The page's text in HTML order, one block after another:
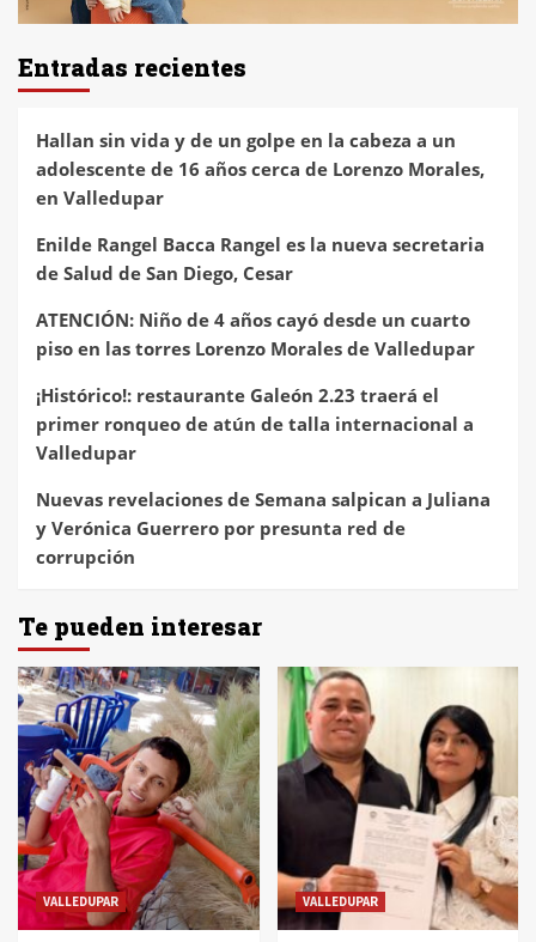
Entradas recientes
Hallan sin vida y de un golpe en la cabeza a un
adolescente de 16 años cerca de Lorenzo Morales,
en Valledupar
Enilde Rangel Bacca Rangel es la nueva secretaria
de Salud de San Diego, Cesar
ATENCIÓN: Niño de 4 años cayó desde un cuarto
piso en las torres Lorenzo Morales de Valledupar
¡Histórico!: restaurante Galeón 2.23 traerá el
primer ronqueo de atún de talla internacional a
Valledupar
Nuevas revelaciones de Semana salpican a Juliana
y Verónica Guerrero por presunta red de
corrupción
Te pueden interesar
VALLEDUPAR VALLEDUPAR